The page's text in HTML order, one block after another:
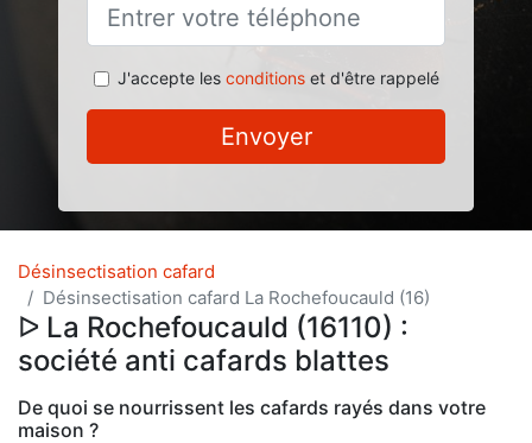
J'accepte les conditionset d'être rappelé
Envoyer
Désinsectisation cafard
Désinsectisation cafard La Rochefoucauld (16)
ᐅ La Rochefoucauld (16110) :
société anti cafards blattes
De quoi se nourrissent les cafards rayés dans votre
maison ?